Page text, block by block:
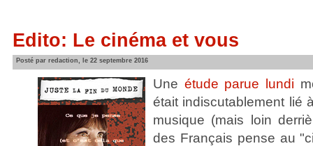
Edito: Le cinéma et vous
Posté par redaction, le 22 septembre 2016
Une étude parue lundi
était indiscutablement lié
musique (mais loin
des Français pense au